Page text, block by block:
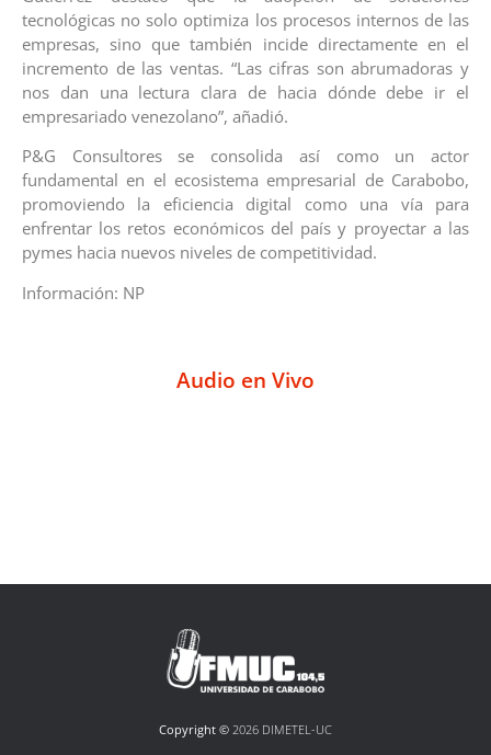
tecnológicas no solo optimiza los procesos internos de las
empresas, sino que también incide directamente en el
incremento de las ventas. “Las cifras son abrumadoras y
nos dan una lectura clara de hacia dónde debe ir el
empresariado venezolano”, añadió.
P&G Consultores se consolida así como un actor
fundamental en el ecosistema empresarial de Carabobo,
promoviendo la eficiencia digital como una vía para
enfrentar los retos económicos del país y proyectar a las
pymes hacia nuevos niveles de competitividad.
Información: NP
Audio en Vivo
Copyright © 2026 DIMETEL-UC